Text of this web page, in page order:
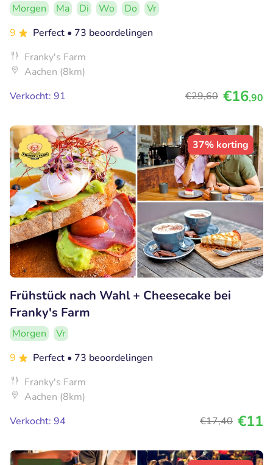
Morgen Ma Di Wo Do
Vr
9
Perfect • 73 beoordelingen
Franky's Farm
Aachen (8km)
Verkocht: 91
€29,60 €16,90
37% korting
Frühstück nach Wahl + Cheesecake bei
Franky's Farm
Morgen
Vr
9
Perfect • 73 beoordelingen
Franky's Farm
Aachen (8km)
Verkocht: 94
€17,40 €11